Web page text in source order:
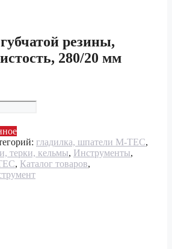
резины,
280/20 мм
гладилка, шпатели M-TEC,
терки, кельмы, Инструменты,
, Каталог товаров,